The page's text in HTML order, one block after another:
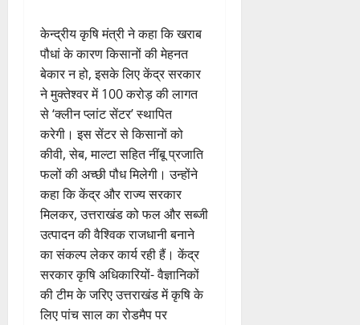
केन्द्रीय कृषि मंत्री ने कहा कि खराब
पौधां के कारण किसानों की मेहनत
बेकार न हो, इसके लिए केंद्र सरकार
ने मुक्तेश्वर में 100 करोड़ की लागत
से ‘क्लीन प्लांट सेंटर’ स्थापित
करेगी। इस सेंटर से किसानों को
कीवी, सेब, माल्टा सहित नींबू प्रजाति
फलों की अच्छी पौध मिलेगी। उन्होंने
कहा कि केंद्र और राज्य सरकार
मिलकर, उत्तराखंड को फल और सब्जी
उत्पादन की वैश्विक राजधानी बनाने
का संकल्प लेकर कार्य रही हैं। केंद्र
सरकार कृषि अधिकारियों- वैज्ञानिकों
की टीम के जरिए उत्तराखंड में कृषि के
लिए पांच साल का रोडमैप पर